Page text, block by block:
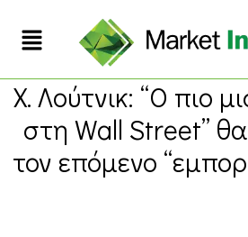
Χ. Λούτνικ: “Ο πιο
στη Wall Street” θα
τον επόμενο